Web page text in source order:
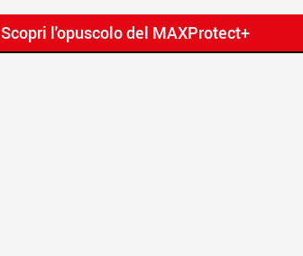
Scopri l'opuscolo del MAXProtect+